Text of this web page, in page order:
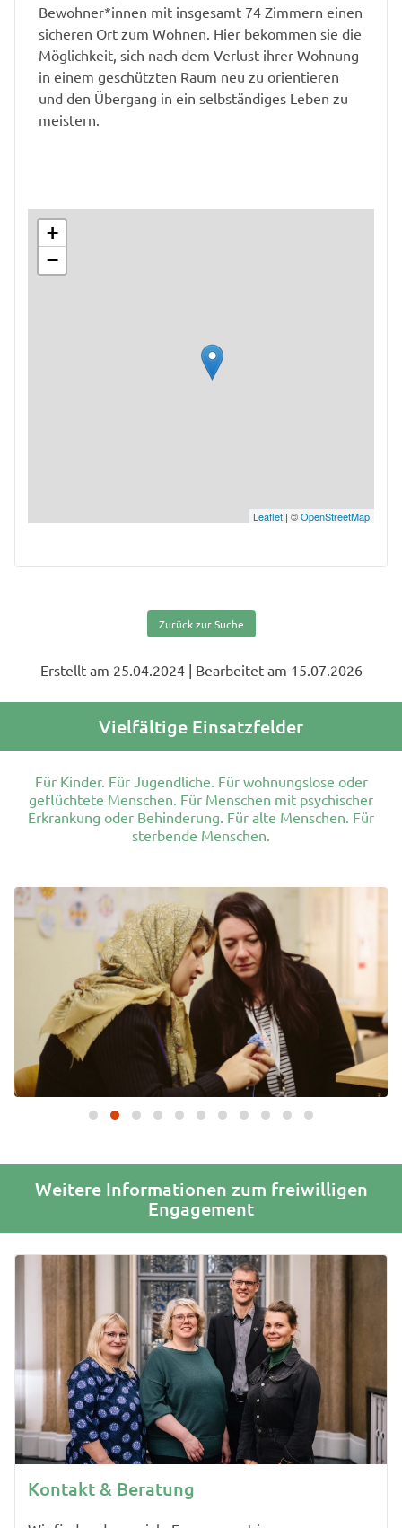
Bewohner*innen mit insgesamt 74 Zimmern einen
sicheren Ort zum Wohnen. Hier bekommen sie die
Möglichkeit, sich nach dem Verlust ihrer Wohnung
in einem geschützten Raum neu zu orientieren
und den Übergang in ein selbständiges Leben zu
meistern.
+
−
Leaflet | ©OpenStreetMap
Zurück zur Suche
Erstellt am 25.04.2024| Bearbeitet am 15.07.2026
Vielfältige Einsatzfelder
Für Kinder. Für Jugendliche. Für wohnungslose oder
geflüchtete Menschen. Für Menschen mit psychischer
Erkrankung oder Behinderung. Für alte Menschen. Für
sterbende Menschen.
Weitere Informationen zum freiwilligen
Engagement
Kontakt & Beratung